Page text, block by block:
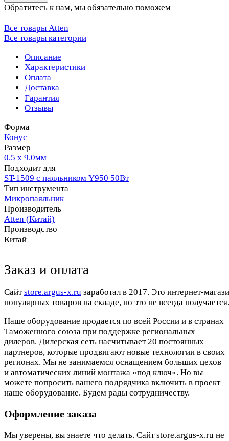
Обратитесь к нам, мы обязательно поможем
Все товары Atten
Все товары категории
Описание
Характеристики
Оплата
Доставка
Гарантия
Отзывы
Форма
Конус
Размер
0.5 x 9.0мм
Подходит для
ST-1509 с паяльником Y950 50Вт
Тип инструмента
Микропаяльник
Производитель
Atten (Китай)
Производство
Китай
Заказ и оплата
Cайтstore.argus-x.ru заработал в 2017. Это интернет-
популярных товаров на складе, но это не всегда
Наше оборудование продается по всей России и в странах
Таможенного союза при поддержке региональных
дилеров. Дилерская сеть насчитывает 20 постоянных
партнеров, которые продвигают новые технологии в своих
регионах. Мы не занимаемся оснащением больших цехов
и автоматических линий монтажа «под ключ». Но вы
можете попросить вашего подрядчика включить в проект
наше оборудование. Будем рады сотрудничеству.
Оформление заказа
Мы уверены, вы знаете что делать. Сайт store.argus-x.ru не